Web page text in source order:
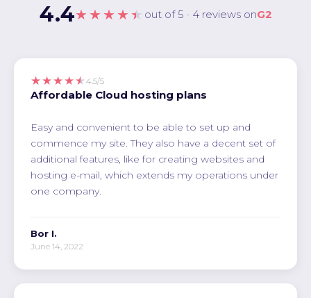
4.4★★★★★ out of 5 · 4 reviews onG2
★★★★★ 4.5/5
Affordable Cloud hosting plans
Easy and convenient to be able to set up and
commence my site. They also have a decent set of
additional features, like for creating websites and
hosting e-mail, which extends my operations under
one company.
Bor I.
June 14, 2022